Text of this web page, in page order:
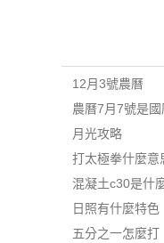
12月3號農曆
農曆7月7號是
月光攻略
打太極拳什麼意
混凝土c30是什
日照有什麼特色
五分之一怎麼打